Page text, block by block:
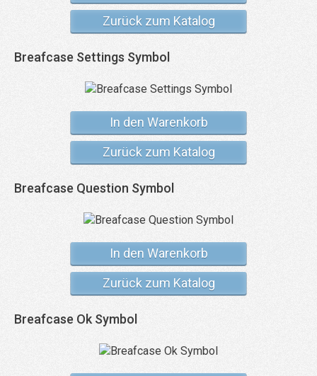
Zurück zum Katalog
Breafcase Settings Symbol
In den Warenkorb
Zurück zum Katalog
Breafcase Question Symbol
In den Warenkorb
Zurück zum Katalog
Breafcase Ok Symbol